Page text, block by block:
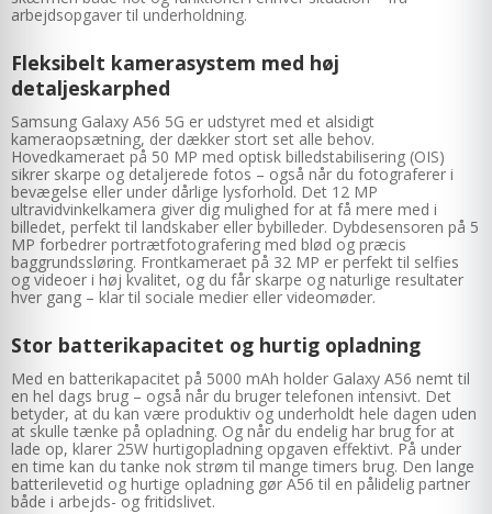
arbejdsopgaver til underholdning.
Fleksibelt kamerasystem med høj
detaljeskarphed
Samsung Galaxy A56 5G er udstyret med et alsidigt
kameraopsætning, der dækker stort set alle behov.
Hovedkameraet på 50 MP med optisk billedstabilisering (OIS)
sikrer skarpe og detaljerede fotos – også når du fotograferer i
bevægelse eller under dårlige lysforhold. Det 12 MP
ultravidvinkelkamera giver dig mulighed for at få mere med i
billedet, perfekt til landskaber eller bybilleder. Dybdesensoren på 5
MP forbedrer portrætfotografering med blød og præcis
baggrundssløring. Frontkameraet på 32 MP er perfekt til selfies
og videoer i høj kvalitet, og du får skarpe og naturlige resultater
hver gang – klar til sociale medier eller videomøder.
Stor batterikapacitet og hurtig opladning
Med en batterikapacitet på 5000 mAh holder Galaxy A56 nemt til
en hel dags brug – også når du bruger telefonen intensivt. Det
betyder, at du kan være produktiv og underholdt hele dagen uden
at skulle tænke på opladning. Og når du endelig har brug for at
lade op, klarer 25W hurtigopladning opgaven effektivt. På under
en time kan du tanke nok strøm til mange timers brug. Den lange
batterilevetid og hurtige opladning gør A56 til en pålidelig partner
både i arbejds- og fritidslivet.